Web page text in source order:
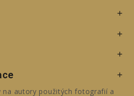




na autory použitých fotografií a